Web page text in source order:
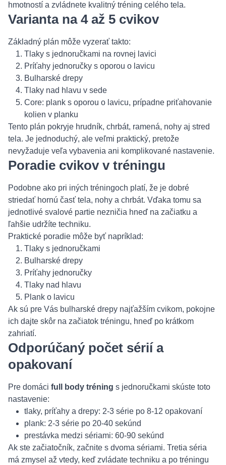
hmotností a zvládnete kvalitný tréning celého tela.
Varianta na 4 až 5 cvikov
Základný plán môže vyzerať takto:
Tlaky s jednoručkami na rovnej lavici
Príťahy jednoručky s oporou o lavicu
Bulharské drepy
Tlaky nad hlavu v sede
Core: plank s oporou o lavicu, prípadne priťahovanie
kolien v planku
Tento plán pokryje hrudník, chrbát, ramená, nohy aj stred
tela. Je jednoduchý, ale veľmi praktický, pretože
nevyžaduje veľa vybavenia ani komplikované nastavenie.
Poradie cvikov v tréningu
Podobne ako pri iných tréningoch platí, že je dobré
striedať hornú časť tela, nohy a chrbát. Vďaka tomu sa
jednotlivé svalové partie nezničia hneď na začiatku a
ľahšie udržíte techniku.
Praktické poradie môže byť napríklad:
Tlaky s jednoručkami
Bulharské drepy
Príťahy jednoručky
Tlaky nad hlavu
Plank o lavicu
Ak sú pre Vás bulharské drepy najťažším cvikom, pokojne
ich dajte skôr na začiatok tréningu, hneď po krátkom
zahriatí.
Odporúčaný počet sérií a
opakovaní
Pre domáci full body tréning s jednoručkami skúste toto
nastavenie:
tlaky, príťahy a drepy: 2-3 série po 8-12 opakovaní
plank: 2-3 série po 20-40 sekúnd
prestávka medzi sériami: 60-90 sekúnd
Ak ste začiatočník, začnite s dvoma sériami. Tretia séria
má zmysel až vtedy, keď zvládate techniku a po tréningu